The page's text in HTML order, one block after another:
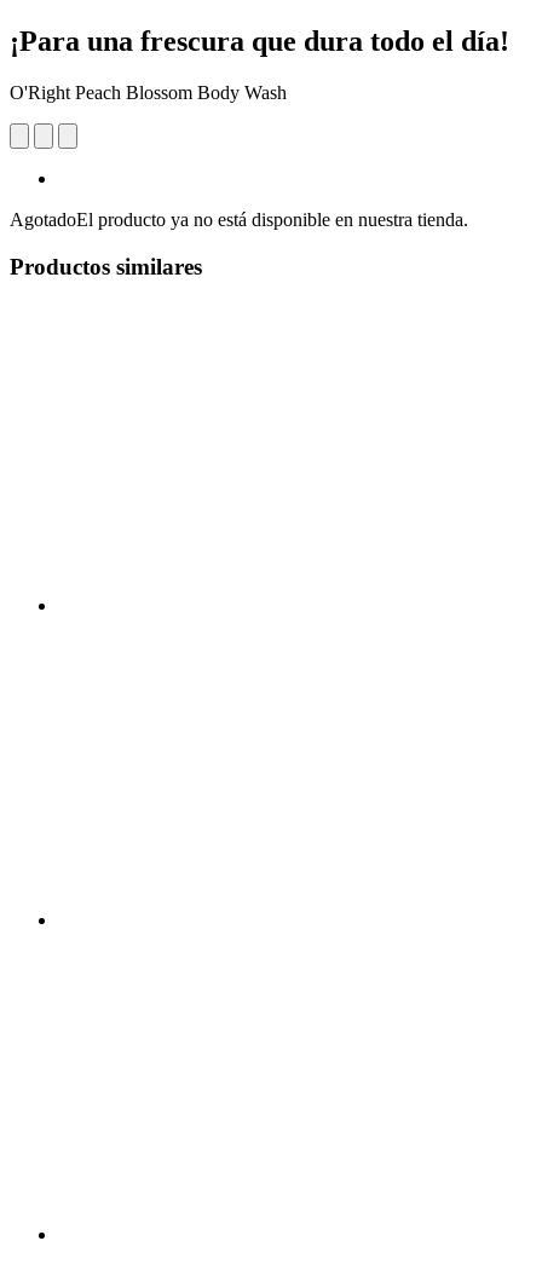
¡Para una frescura que dura todo el día!
O'Right Peach Blossom Body Wash
AgotadoEl producto ya no está disponible en nuestra tienda.
Productos similares